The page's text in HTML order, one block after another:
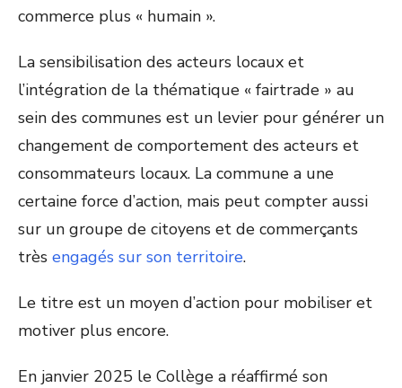
commerce plus « humain ».
La sensibilisation des acteurs locaux et
l’intégration de la thématique « fairtrade » au
sein des communes est un levier pour générer un
changement de comportement des acteurs et
consommateurs locaux. La commune a une
certaine force d’action, mais peut compter aussi
sur un groupe de citoyens et de commerçants
très engagés sur son territoire.
Le titre est un moyen d’action pour mobiliser et
motiver plus encore.
En janvier 2025 le Collège a réaffirmé son